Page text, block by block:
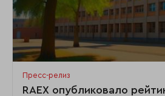
Пресс-релиз
RAEX опубликовало